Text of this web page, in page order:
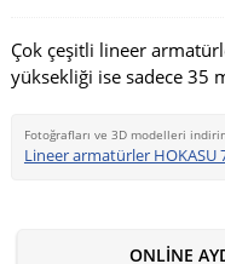
Çok çeşitli lineer
yüksekliği ise sadece 35
Fotoğrafları ve 3D modelleri
Lineer armatürler HOKASU
ONLINE